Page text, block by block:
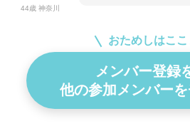
44歳 神奈川
おためしはこ
メンバー登録
他の参加メンバーを